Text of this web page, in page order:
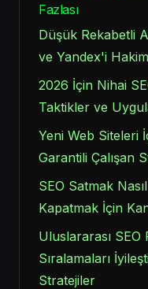
Fazlası
Düşük Rekabetli
ve Yandex'i
2026 İçin Nihai
Taktikler ve
Yeni Web Siteleri
Garantili Çalışan
SEO Satmak
Kapatmak İçin
Uluslararası
Sıralamaları
Stratejiler